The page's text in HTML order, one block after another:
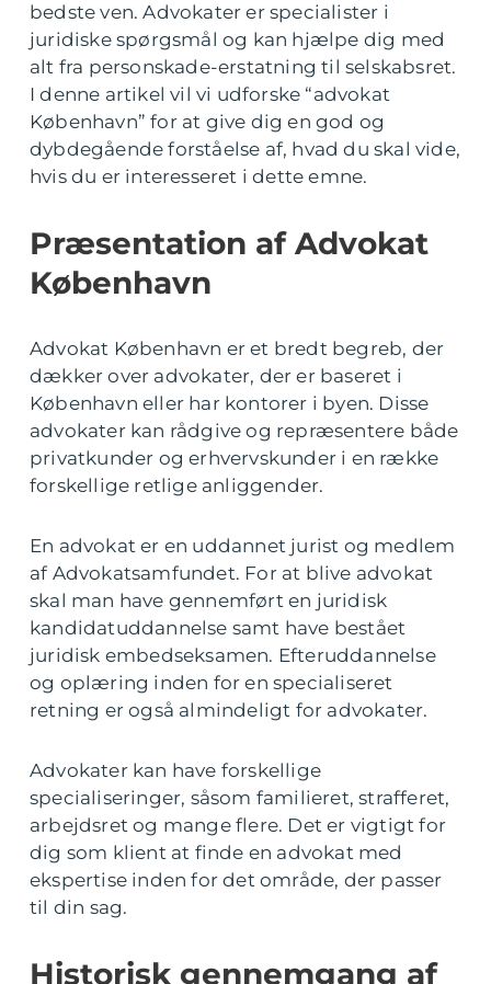
bedste ven. Advokater er specialister i
juridiske spørgsmål og kan hjælpe dig med
alt fra personskade-erstatning til selskabsret.
I denne artikel vil vi udforske “advokat
København” for at give dig en god og
dybdegående forståelse af, hvad du skal vide,
hvis du er interesseret i dette emne.
Præsentation af Advokat
København
Advokat København er et bredt begreb, der
dækker over advokater, der er baseret i
København eller har kontorer i byen. Disse
advokater kan rådgive og repræsentere både
privatkunder og erhvervskunder i en række
forskellige retlige anliggender.
En advokat er en uddannet jurist og medlem
af Advokatsamfundet. For at blive advokat
skal man have gennemført en juridisk
kandidatuddannelse samt have bestået
juridisk embedseksamen. Efteruddannelse
og oplæring inden for en specialiseret
retning er også almindeligt for advokater.
Advokater kan have forskellige
specialiseringer, såsom familieret, strafferet,
arbejdsret og mange flere. Det er vigtigt for
dig som klient at finde en advokat med
ekspertise inden for det område, der passer
til din sag.
Historisk gennemgang af